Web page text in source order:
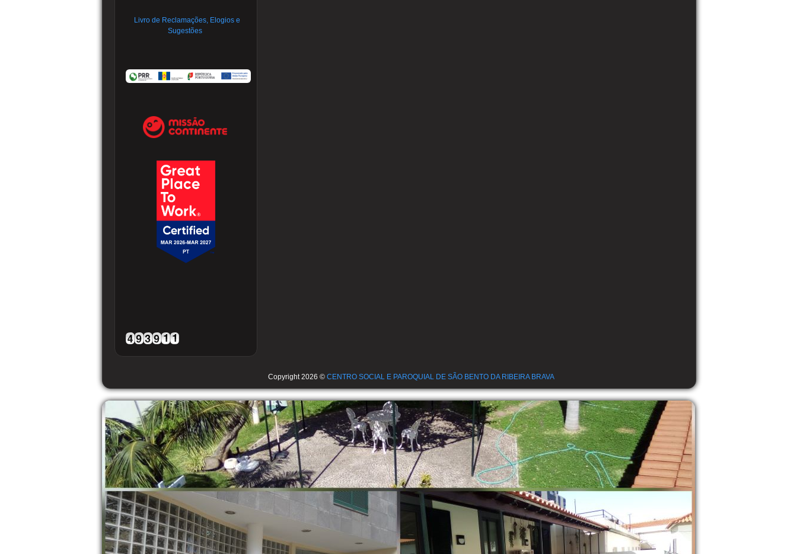
Livro de Reclamações, Elogios e
Sugestões
Copyright 2026 © CENTRO SOCIAL E PAROQUIAL DE SÃO BENTO DA RIBEIRA BRAVA